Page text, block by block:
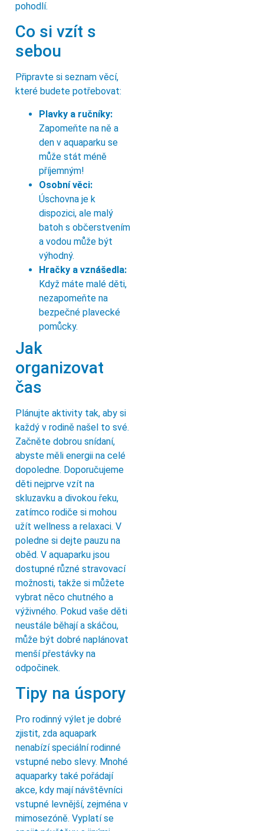
pohodlí.
Co si vzít s
sebou
Připravte si seznam věcí,
které budete potřebovat:
Plavky a ručníky:
Zapomeňte na ně a
den v aquaparku se
může stát méně
příjemným!
Osobní věci:
Úschovna je k
dispozici, ale malý
batoh s občerstvením
a vodou může být
výhodný.
Hračky a vznášedla:
Když máte malé děti,
nezapomeňte na
bezpečné plavecké
pomůcky.
Jak
organizovat
čas
Plánujte aktivity tak, aby si
každý v rodině našel to své.
Začněte dobrou snídaní,
abyste měli energii na celé
dopoledne. Doporučujeme
děti nejprve vzít na
skluzavku a divokou řeku,
zatímco rodiče si mohou
užít wellness a relaxaci. V
poledne si dejte pauzu na
oběd. V aquaparku jsou
dostupné různé stravovací
možnosti, takže si můžete
vybrat něco chutného a
výživného. Pokud vaše děti
neustále běhají a skáčou,
může být dobré naplánovat
menší přestávky na
odpočinek.
Tipy na úspory
Pro rodinný výlet je dobré
zjistit, zda aquapark
nenabízí speciální rodinné
vstupné nebo slevy. Mnohé
aquaparky také pořádají
akce, kdy mají návštěvníci
vstupné levnější, zejména v
mimosezóně. Vyplatí se